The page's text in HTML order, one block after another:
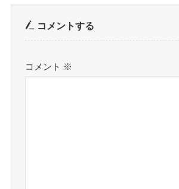
コメントする
コメント ※